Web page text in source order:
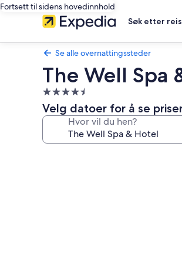
Fortsett til sidens hovedinnhold
Søk etter
Se alle overnattingssteder
The Well Spa
Overnattingssted
med
4.5
stjerner
Velg datoer for å se
Hvor vil du hen?